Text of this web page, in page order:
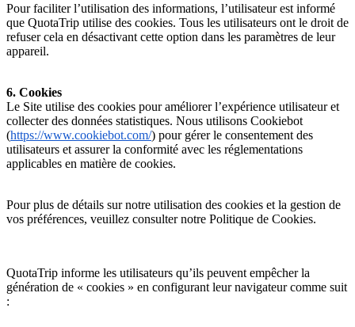
Pour faciliter l’utilisation des informations, l’utilisateur est informé
que QuotaTrip utilise des cookies. Tous les utilisateurs ont le droit de
refuser cela en désactivant cette option dans les paramètres de leur
appareil.
6. Cookies
Le Site utilise des cookies pour améliorer l’expérience utilisateur et
collecter des données statistiques. Nous utilisons Cookiebot
(https://www.cookiebot.com/) pour gérer le consentement des
utilisateurs et assurer la conformité avec les réglementations
applicables en matière de cookies.
Pour plus de détails sur notre utilisation des cookies et la gestion de
vos préférences, veuillez consulter notre Politique de Cookies.
QuotaTrip informe les utilisateurs qu’ils peuvent empêcher la
génération de « cookies » en configurant leur navigateur comme suit
: